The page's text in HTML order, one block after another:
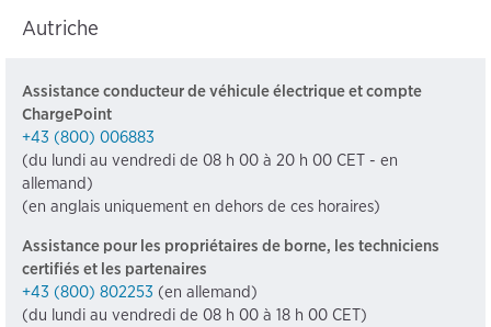
Autriche
Assistance conducteur de véhicule électrique et compte
ChargePoint
+43 (800) 006883
(du lundi au vendredi de 08 h 00 à 20 h 00 CET - en
allemand)
(en anglais uniquement en dehors de ces horaires)
Assistance pour les propriétaires de borne, les techniciens
certifiés et les partenaires
+43 (800) 802253 (en allemand)
(du lundi au vendredi de 08 h 00 à 18 h 00 CET)